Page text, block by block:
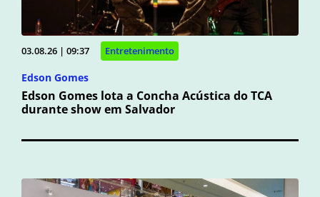
03.08.26 | 09:37 Entretenimento
Edson Gomes
Edson Gomes lota a Concha Acústica do TCA
durante show em Salvador